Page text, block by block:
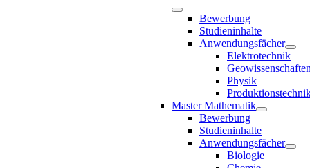
Bewerbung
Studieninhalte
Anwendungsfächer
Elektrotechnik
Physik
Master Mathematik
Bewerbung
Studieninhalte
Anwendungsfächer
Biologie